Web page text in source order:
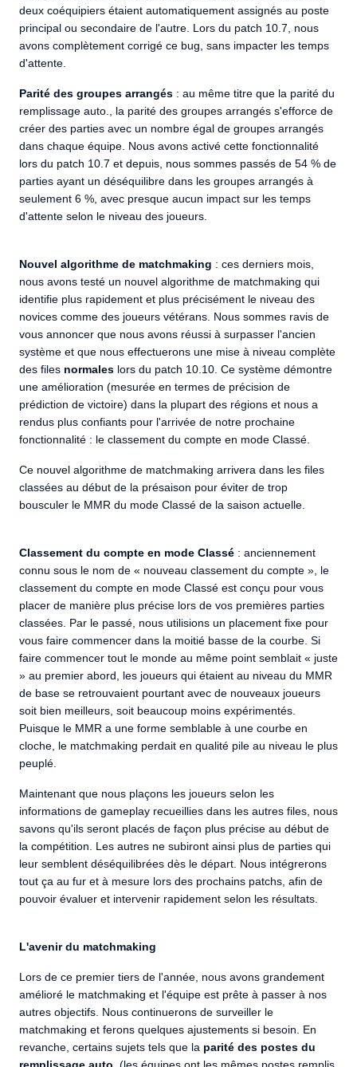
deux coéquipiers étaient automatiquement assignés au poste
principal ou secondaire de l'autre. Lors du patch 10.7, nous
avons complètement corrigé ce bug, sans impacter les temps
d'attente.
Parité des groupes arrangés : au même titre que la parité du
remplissage auto., la parité des groupes arrangés s'efforce de
créer des parties avec un nombre égal de groupes arrangés
dans chaque équipe. Nous avons activé cette fonctionnalité
lors du patch 10.7 et depuis, nous sommes passés de 54 % de
parties ayant un déséquilibre dans les groupes arrangés à
seulement 6 %, avec presque aucun impact sur les temps
d'attente selon le niveau des joueurs.
Nouvel algorithme de matchmaking : ces derniers mois,
nous avons testé un nouvel algorithme de matchmaking qui
identifie plus rapidement et plus précisément le niveau des
novices comme des joueurs vétérans. Nous sommes ravis de
vous annoncer que nous avons réussi à surpasser l'ancien
système et que nous effectuerons une mise à niveau complète
des files normales lors du patch 10.10. Ce système démontre
une amélioration (mesurée en termes de précision de
prédiction de victoire) dans la plupart des régions et nous a
rendus plus confiants pour l'arrivée de notre prochaine
fonctionnalité : le classement du compte en mode Classé.
Ce nouvel algorithme de matchmaking arrivera dans les files
classées au début de la présaison pour éviter de trop
bousculer le MMR du mode Classé de la saison actuelle.
Classement du compte en mode Classé : anciennement
connu sous le nom de « nouveau classement du compte », le
classement du compte en mode Classé est conçu pour vous
placer de manière plus précise lors de vos premières parties
classées. Par le passé, nous utilisions un placement fixe pour
vous faire commencer dans la moitié basse de la courbe. Si
faire commencer tout le monde au même point semblait « juste
» au premier abord, les joueurs qui étaient au niveau du MMR
de base se retrouvaient pourtant avec de nouveaux joueurs
soit bien meilleurs, soit beaucoup moins expérimentés.
Puisque le MMR a une forme semblable à une courbe en
cloche, le matchmaking perdait en qualité pile au niveau le plus
peuplé.
Maintenant que nous plaçons les joueurs selon les
informations de gameplay recueillies dans les autres files, nous
savons qu'ils seront placés de façon plus précise au début de
la compétition. Les autres ne subiront ainsi plus de parties qui
leur semblent déséquilibrées dès le départ. Nous intégrerons
tout ça au fur et à mesure lors des prochains patchs, afin de
pouvoir évaluer et intervenir rapidement selon les résultats.
L'avenir du matchmaking
Lors de ce premier tiers de l'année, nous avons grandement
amélioré le matchmaking et l'équipe est prête à passer à nos
autres objectifs. Nous continuerons de surveiller le
matchmaking et ferons quelques ajustements si besoin. En
revanche, certains sujets tels que la parité des postes du